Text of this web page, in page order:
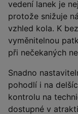
vedení lanek je
protože snižuje
vzhled kola. K
vyměnitelnou
při nečekaných
Snadno
pohodlí i na
kontrolu na
dostupné v